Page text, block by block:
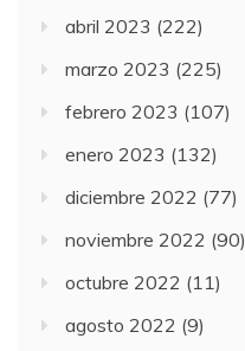
abril 2023 (222)
marzo 2023 (225)
febrero 2023 (107)
enero 2023 (132)
diciembre 2022 (77)
noviembre 2022 (90)
octubre 2022 (11)
agosto 2022 (9)